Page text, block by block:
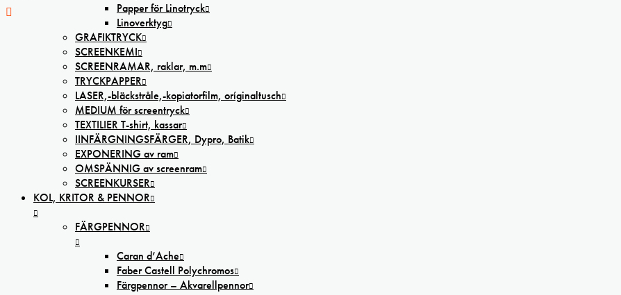
Papper för Linotryck
Linoverktyg
GRAFIKTRYCK
SCREENKEMI
SCREENRAMAR, raklar, m.m
TRYCKPAPPER
LASER,-bläckstråle,-kopiatorfilm, oríginaltusch
MEDIUM för screentryck
TEXTILIER T-shirt, kassar
IINFÄRGNINGSFÄRGER, Dypro, Batik
EXPONERING av ram
OMSPÄNNIG av screenram
SCREENKURSER
KOL, KRITOR & PENNOR
FÄRGPENNOR
Caran d’Ache
Faber Castell Polychromos
Färgpennor – Akvarellpennor